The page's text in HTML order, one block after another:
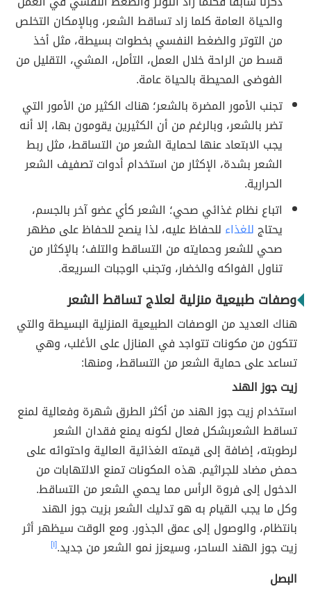
والحياة العامة كلما زاد تساقط الشعر، وبالإمكان التخلص
من التوتر والضغط النفسي بخطوات بسيطة، مثل أخذ
قسط من الراحة خلال العمل، التأمل، المشي، التقليل من
الفوضى المحيطة بالحياة عامة.
تجنب الأمور المضرة بالشعر؛ هناك الكثير من الأمور التي
تضر بالشعر، وبالرغم من أن الكثيرين يقومون بها، إلا أنه
يجب الابتعاد عنها لحماية الشعر من التساقط، مثل ربط
الشعر بشدة، الإكثار من استخدام أدوات تصفيف الشعر
الحرارية.
اتباع نظام غذائي صحي؛ الشعر كأي عضو آخر بالجسم،
يحتاجللغذاء للحفاظ عليه، لذا ينصح للحفاظ على مظهر
صحي للشعر وحمايته من التساقط والتلف؛ بالإكثار من
تناول الفواكه والخضار، وتجنب الوجبات السريعة.
وصفات طبيعية منزلية لعلاج تساقط الشعر
هناك العديد من الوصفات الطبيعية المنزلية البسيطة والتي
تتكون من مكونات تتواجد في المنازل على الأغلب، وهي
تساعد على حماية الشعر من التساقط، ومنها:
زيت جوز الهند
استخدام زيت جوز الهند من أكثر الطرق شهرة وفعالية لمنع
تساقط الشعربشكل فعال لكونه يمنع فقدان الشعر
لرطوبته، إضافة إلى قيمته الغذائية العالية واحتوائه على
حمض مضاد للجراثيم. هذه المكونات تمنع الالتهابات من
الدخول إلى فروة الرأس مما يحمي الشعر من التساقط.
وكل ما يجب القيام به هو تدليك الشعر بزيت جوز الهند
بانتظام، والوصول إلى عمق الجذور. ومع الوقت سيظهر أثر
زيت جوز الهند الساحر، وسيعزز نمو الشعر من جديد.[١]
البصل